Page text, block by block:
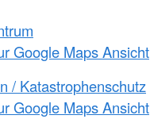
Google Maps Ansicht
/ Katastrophenschutz
Google Maps Ansicht